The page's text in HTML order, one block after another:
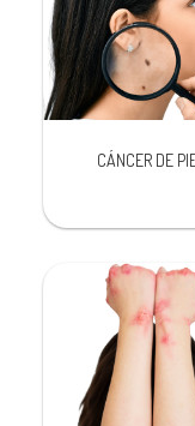
CÁNCER DE